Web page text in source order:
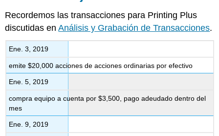
Recordemos las transacciones para Printing Plus
discutidas enAnálisis y Grabación de Transacciones.
Ene. 3, 2019
emite $20,000 acciones de acciones ordinarias por efectivo
Ene. 5, 2019
compra equipo a cuenta por $3,500, pago adeudado dentro del
mes
Ene. 9, 2019